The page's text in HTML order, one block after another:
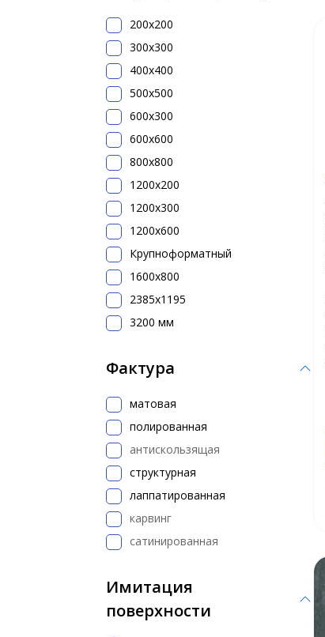
200x200
300х300
400х400
500x500
600х300
600х600
800х800
1200x200
1200х300
1200х600
Крупноформатный
1600x800
2385x1195
3200 мм
Фактура
матовая
полированная
антискользящая
структурная
лаппатированная
карвинг
сатинированная
Имитация
поверхности